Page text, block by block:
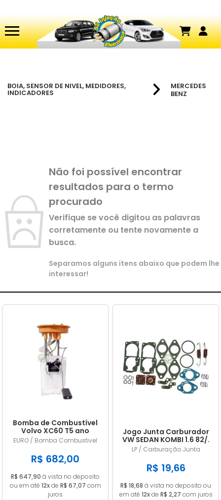
BOIA, SENSOR DE NIVEL, MEDIDORES,
INDICADORES
MERCEDES
BENZ
Não foi possível encontrar
resultados para o termo
procurado
Verifique se você digitou as palavras
corretamente ou tente novamente a
busca.
Separamos alguns itens abaixo que podem lhe
interessar!
Bomba de Combustível
Volvo XC60 T5 ano
2015/... em diante
A2C53325536
EURO / Bomba Combustivel
R$ 682,00
R$ 647,90 à vista no deposito
ou em até 12xde R$ 67,07 com
juros
Jogo Junta Carburador
VW SEDAN KOMBI 1.6 82/.
CARB 32 PDSIT ALCOOL
LP / Carburação Junta
R$ 19,66
R$ 18,68 à vista no deposito ou
em até 12xde R$ 2,27 com juros